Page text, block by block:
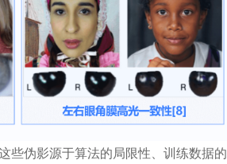
些伪影源于算法的局限性、训练数据的